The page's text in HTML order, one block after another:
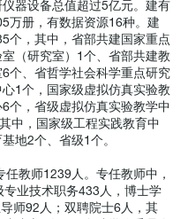
器设备总值超过5亿元。建有
万册，有数据资源16种。建
个，其中，省部共建国家重点
（研究室）1个、省部共建教
个、省哲学社会科学重点研究
1个，国家级虚拟仿真实验教
个，省级虚拟仿真实验教学中
中，国家级工程实践教育中
地2个、省级1个。
师1239人。专任教师中，
业技术职务433人，博士学
师92人；双聘院士6人，其